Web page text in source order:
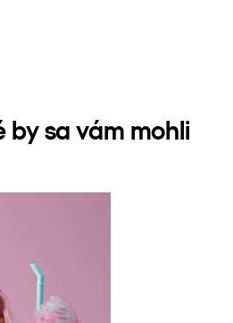
by sa vám mohli